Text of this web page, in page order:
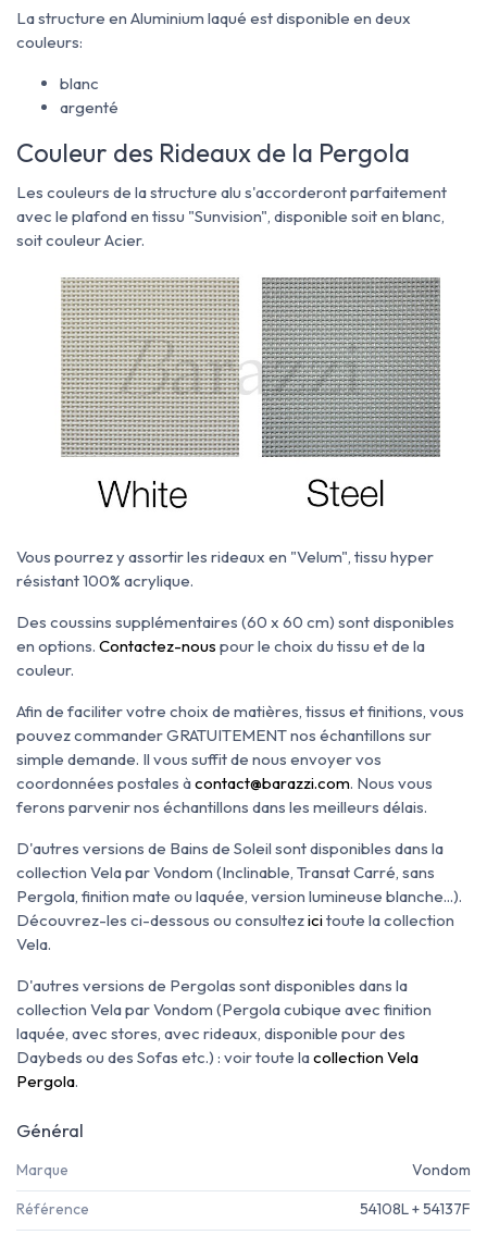
La structure en Aluminium laqué est disponible en deux
couleurs:
blanc
argenté
Couleur des Rideaux de la Pergola
Les couleurs de la structure alu s'accorderont parfaitement
avec le plafond en tissu "Sunvision", disponible soit en blanc,
soit couleur Acier.
Vous pourrez y assortir les rideaux en "Velum", tissu hyper
résistant 100% acrylique.
Des coussins supplémentaires (60 x 60 cm) sont disponibles
en options. Contactez-nous pour le choix du tissu et de la
couleur.
Afin de faciliter votre choix de matières, tissus et finitions, vous
pouvez commander GRATUITEMENT nos échantillons sur
simple demande. Il vous suffit de nous envoyer vos
coordonnées postales àcontact@barazzi.com. Nous vous
ferons parvenir nos échantillons dans les meilleurs délais.
D'autres versions de Bains de Soleil sont disponibles dans la
collection Vela par Vondom (Inclinable, Transat Carré, sans
Pergola, finition mate ou laquée, version lumineuse blanche...).
Découvrez-les ci-dessous ou consultezicitoute la collection
Vela.
D'autres versions de Pergolas sont disponibles dans la
collection Vela par Vondom (Pergola cubique avec finition
laquée, avec stores, avec rideaux, disponible pour des
Daybeds ou des Sofas etc.) : voir toute lacollection Vela
Pergola.
Général
Marque Vondom
Référence 54108L + 54137F